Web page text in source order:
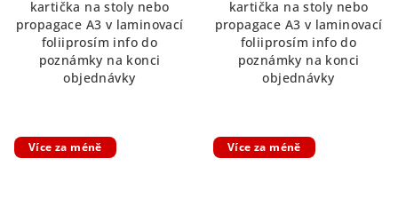
kartička na stoly nebo
propagace A3 v laminovací
foliiprosím info do
poznámky na konci
objednávky
kartička na stoly nebo
propagace A3 v laminovací
foliiprosím info do
poznámky na konci
objednávky
Více za méně Více za méně